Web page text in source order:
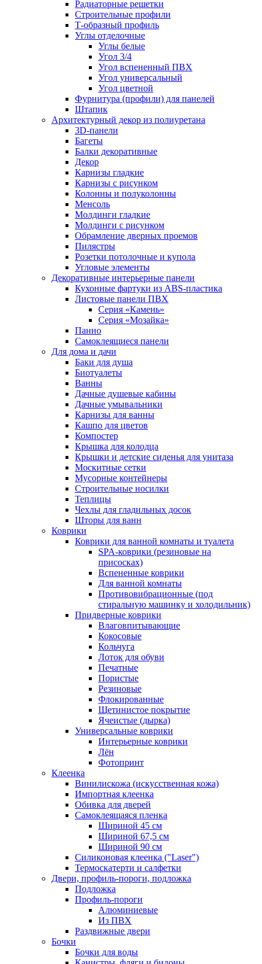
Радиаторные решетки
Строительные профили
Т-образный профиль
Углы отделочные
Углы белые
Угол 3/4
Угол вспененный ПВХ
Угол универсальный
Угол цветной
Фурнитура (профили) для панелей
Штапик
Архитектурный декор из полиуретана
3D-панели
Багеты
Балки декоративные
Декор
Карнизы гладкие
Карнизы с рисунком
Колонны и полуколонны
Менсоль
Молдинги гладкие
Молдинги с рисунком
Обрамление дверных проемов
Пилястры
Розетки потолочные и купола
Угловые элементы
Декоративные интерьерные панели
Кухонные фартуки из ABS-пластика
Листовые панели ПВХ
Серия «Камень»
Серия «Мозайка»
Панно
Самоклеящиеся панели
Для дома и дачи
Баки для душа
Биотуалеты
Ванны
Дачные душевые кабины
Дачные умывальники
Карнизы для ванны
Кашпо для цветов
Компостер
Крышка для колодца
Крышки и детские сиденья для унитаза
Москитные сетки
Мусорные контейнеры
Строительные носилки
Теплицы
Чехлы для гладильных досок
Шторы для ванн
Коврики
Коврики для ванной комнаты и туалета
SPA-коврики (резиновые на
присосках)
Вспененные коврики
Для ванной комнаты
Противовибрационные (под
стиральную машинку и холодильник)
Придверные коврики
Влаговпитывающие
Кокосовые
Кольчуга
Лоток для обуви
Печатные
Пористые
Резиновые
Флокированные
Щетинистое покрытие
Ячеистые (дырка)
Универсальные коврики
Интерьерные коврики
Лён
Фотопринт
Клеенка
Винилискожа (искусственная кожа)
Импортная клеенка
Обивка для дверей
Самоклеящаяся пленка
Шириной 45 см
Шириной 67,5 см
Шириной 90 см
Силиконовая клеенка ("Laser")
Термоскатерти и салфетки
Двери, профиль-пороги, подложка
Подложка
Профиль-пороги
Алюминиевые
Из ПВХ
Раздвижные двери
Бочки
Бочки для воды